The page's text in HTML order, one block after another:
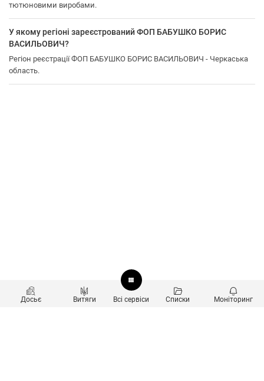
тютюновими виробами.
У якому регіоні зареєстрований ФОП БАБУШКО БОРИС
ВАСИЛЬОВИЧ?
Регіон реєстрації ФОП БАБУШКО БОРИС ВАСИЛЬОВИЧ - Черкаська
область.
Досьє Витяги Всі сервіси Списки Моніторинг